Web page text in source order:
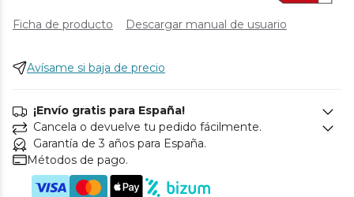
Ficha de producto Descargar manual de usuario
Avísame si baja de precio
¡Envío gratis para España!
Cancela o devuelve tu pedido fácilmente.
Garantía de 3 años para España.
Métodos de pago.